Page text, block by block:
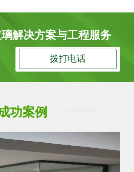
解决方案与工程服务
拨打电话
功案例